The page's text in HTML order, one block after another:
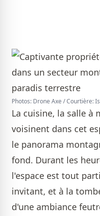
Photos: Drone Axe / Courtière:
La cuisine, la salle à
voisinent dans cet
le panorama
fond. Durant les
l'espace est tout
invitant, et à la
d'une ambiance